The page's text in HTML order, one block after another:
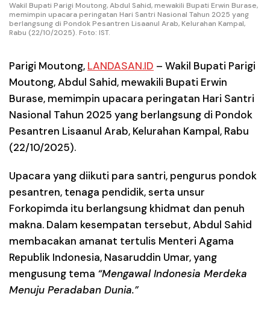
Wakil Bupati Parigi Moutong, Abdul Sahid, mewakili Bupati Erwin Burase,
memimpin upacara peringatan Hari Santri Nasional Tahun 2025 yang
berlangsung di Pondok Pesantren Lisaanul Arab, Kelurahan Kampal,
Rabu (22/10/2025). Foto: IST.
Parigi Moutong, LANDASAN.ID – Wakil Bupati Parigi
Moutong, Abdul Sahid, mewakili Bupati Erwin
Burase, memimpin upacara peringatan Hari Santri
Nasional Tahun 2025 yang berlangsung di Pondok
Pesantren Lisaanul Arab, Kelurahan Kampal, Rabu
(22/10/2025).
Upacara yang diikuti para santri, pengurus pondok
pesantren, tenaga pendidik, serta unsur
Forkopimda itu berlangsung khidmat dan penuh
makna. Dalam kesempatan tersebut, Abdul Sahid
membacakan amanat tertulis Menteri Agama
Republik Indonesia, Nasaruddin Umar, yang
mengusung tema “Mengawal Indonesia Merdeka
Menuju Peradaban Dunia.”